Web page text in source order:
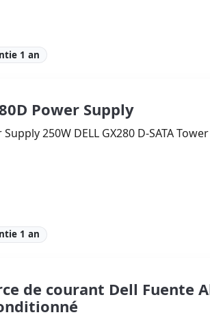
1 an
Power Supply
250W DELL GX280 D-SATA Tower
1 an
de courant Dell Fuente